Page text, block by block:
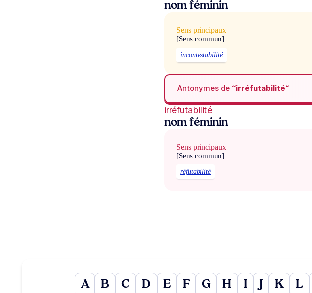
nom féminin
Sens principaux
[Sens commun]
incontestabilité
Antonymes de “irréfutabilité“
irréfutabilité
nom féminin
Sens principaux
[Sens commun]
réfutabilité
A B C D E F G H I J K L